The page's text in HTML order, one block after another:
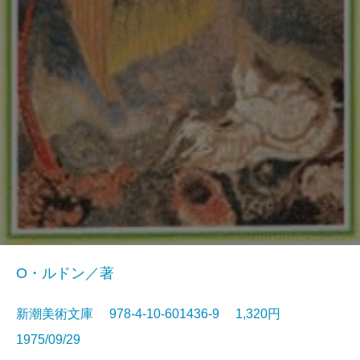
O・ルドン／著
新潮美術文庫 978-4-10-601436-9 1,320円
1975/09/29